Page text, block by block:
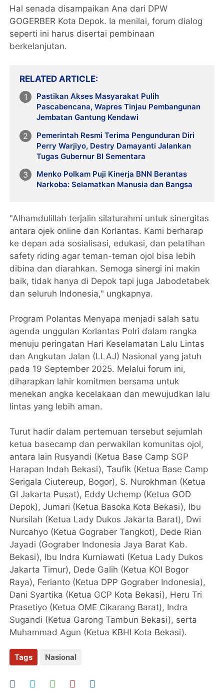
Hal senada disampaikan Ana dari DPW
GOGERBER Kota Depok. Ia menilai, forum dialog
seperti ini harus disertai pembinaan
berkelanjutan.
RELATED ARTICLE
Pastikan Akses Masyarakat Pulih
Pascabencana, Wapres Tinjau Pembangunan
Jembatan Gantung Kendawi
Pemerintah Resmi Terima Pengunduran Diri
Perry Warjiyo, Destry Damayanti Jalankan
Tugas Gubernur BI Sementara
Menko Polkam Puji Kinerja BNN Berantas
Narkoba: Selamatkan Manusia dan Bangsa
"Alhamdulillah terjalin silaturahmi untuk sinergitas
antara ojek online dan Korlantas. Kami berharap
ke depan ada sosialisasi, edukasi, dan pelatihan
safety riding agar teman-teman ojol bisa lebih
dibina dan diarahkan. Semoga sinergi ini makin
baik, tidak hanya di Depok tapi juga Jabodetabek
dan seluruh Indonesia," ungkapnya.
Program Polantas Menyapa menjadi salah satu
agenda unggulan Korlantas Polri dalam rangka
menuju peringatan Hari Keselamatan Lalu Lintas
dan Angkutan Jalan (LLAJ) Nasional yang jatuh
pada 19 September 2025. Melalui forum ini,
diharapkan lahir komitmen bersama untuk
menekan angka kecelakaan dan mewujudkan lalu
lintas yang lebih aman.
Turut hadir dalam pertemuan tersebut sejumlah
ketua basecamp dan perwakilan komunitas ojol,
antara lain Rusyandi (Ketua Base Camp SGP
Harapan Indah Bekasi), Taufik (Ketua Base Camp
Serigala Ciutereup, Bogor), S. Nurokhman (Ketua
GI Jakarta Pusat), Eddy Uchemp (Ketua GOD
Depok), Jumari (Ketua Basoka Kota Bekasi), Ibu
Nursilah (Ketua Lady Dukos Jakarta Barat), Dwi
Nurcahyo (Ketua Gograber Tangkot), Dede Rian
Jayadi (Gograber Indonesia Jaya Barat Kab.
Bekasi), Ibu Indra Kurniawati (Ketua Lady Dukos
Jakarta Timur), Dede Galih (Ketua KOI Bogor
Raya), Ferianto (Ketua DPP Gograber Indonesia),
Dani Syartika (Ketua GCP Kota Bekasi), Heru Tri
Prasetiyo (Ketua OME Cikarang Barat), Indra
Sugandi (Ketua Garong Tambun Bekasi), serta
Muhammad Agun (Ketua KBHI Kota Bekasi).
Tags Nasional